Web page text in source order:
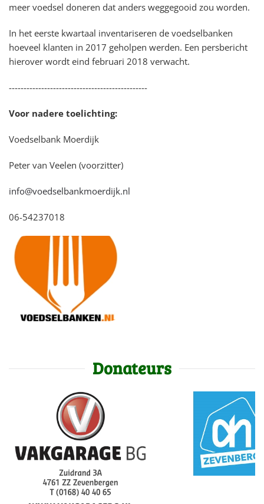
meer voedsel doneren dat anders weggegooid zou worden.
In het eerste kwartaal inventariseren de voedselbanken
hoeveel klanten in 2017 geholpen werden. Een persbericht
hierover wordt eind februari 2018 verwacht.
-----------------------------------------------
Voor nadere toelichting:
Voedselbank Moerdijk
Peter van Veelen (voorzitter)
info@voedselbankmoerdijk.nl
06-54237018
Donateurs